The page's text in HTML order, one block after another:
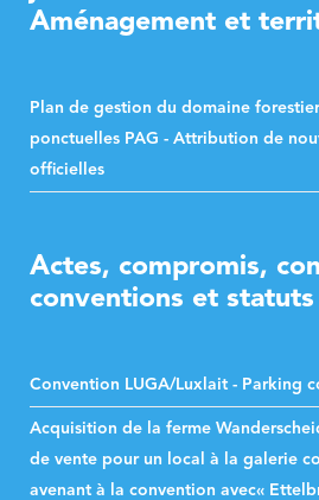
Aménagement et
Plan de gestion du domaine
ponctuelles PAG - Attribution de
officielles
Actes, compromis,
conventions et statuts
Convention LUGA/Luxlait - Parking
Acquisition de la ferme
de vente pour un local à la galerie
avenant à la convention avec«